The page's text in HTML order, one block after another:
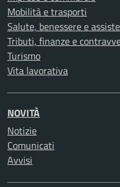
Mobilità e trasporti
Salute, benessere e
Tributi, finanze e
Turismo
Vita lavorativa
NOVITÀ
Notizie
Comunicati
Avvisi